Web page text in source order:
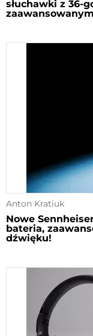
słuchawki z 36-
Anton Kratiuk
Nowe
bateria,
dźwięku!